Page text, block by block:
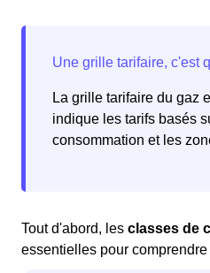
La grille tarifaire du gaz
indique les tarifs basés
consommation et les
Tout d'abord, les classes de
essentielles pour